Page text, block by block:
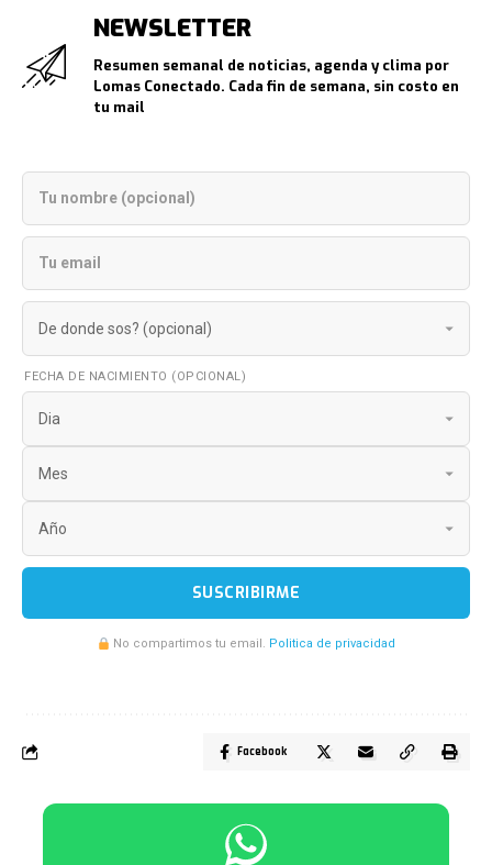
NEWSLETTER
Resumen semanal de noticias, agenda y clima por
Lomas Conectado. Cada fin de semana, sin costo en
tu mail
FECHA DE NACIMIENTO (OPCIONAL)
SUSCRIBIRME
No compartimos tu email. Politica de privacidad
Facebook